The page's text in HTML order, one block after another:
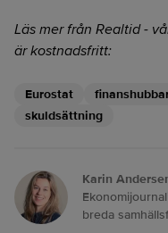
Läs mer från Realtid -
är kostnadsfritt:
Eurostat
skuldsättning
Karin
breda